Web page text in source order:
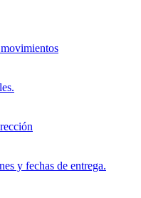
y fechas de entrega.